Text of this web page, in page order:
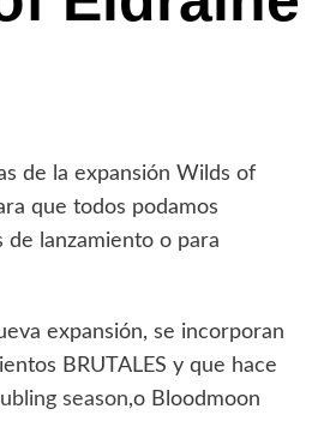
de la expansión Wilds of
que todos podamos
lanzamiento o para
expansión, se incorporan
BRUTALES y que hace
season,o Bloodmoon